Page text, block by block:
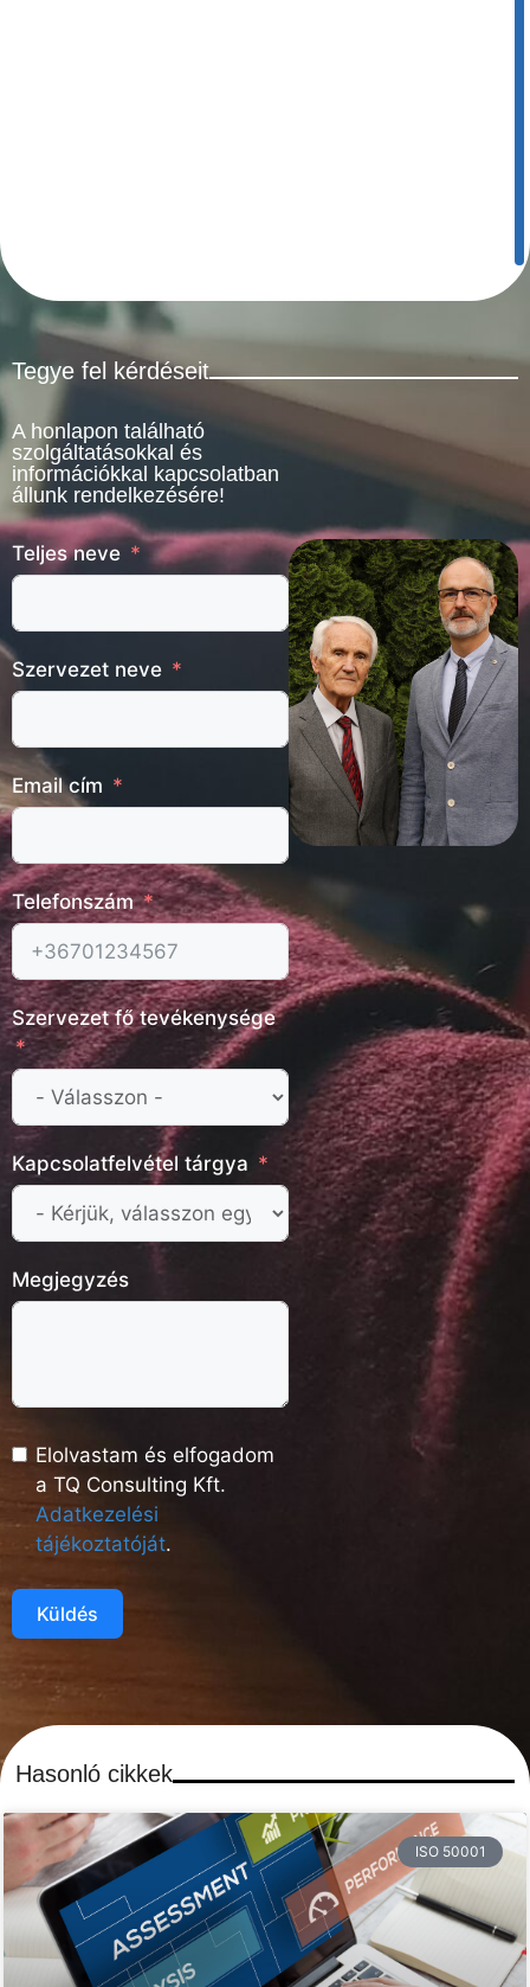
Tegye fel kérdéseit
A honlapon található
szolgáltatásokkal és
információkkal kapcsolatban
állunk rendelkezésére!
Teljes neve
Szervezet neve
Email cím
Telefonszám
Szervezet fő tevékenysége
Kapcsolatfelvétel tárgya
Megjegyzés
Elolvastam és elfogadom
a TQ Consulting Kft.
Adatkezelési
tájékoztatóját.
Küldés
Hasonló cikkek
ISO 50001